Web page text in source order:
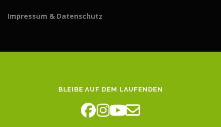
Impressum & Datenschutz
BLEIBE AUF DEM LAUFENDEN